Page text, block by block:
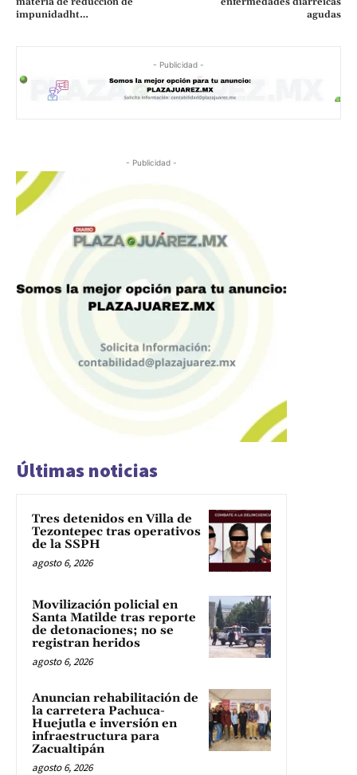
impunidadht…
agudas
- Publicidad -
- Publicidad -
Últimas noticias
Tres detenidos en Villa de
Tezontepec tras operativos
de la SSPH
agosto 6, 2026
Movilización policial en
Santa Matilde tras reporte
de detonaciones; no se
registran heridos
agosto 6, 2026
Anuncian rehabilitación de
la carretera Pachuca-
Huejutla e inversión en
infraestructura para
Zacualtipán
agosto 6, 2026